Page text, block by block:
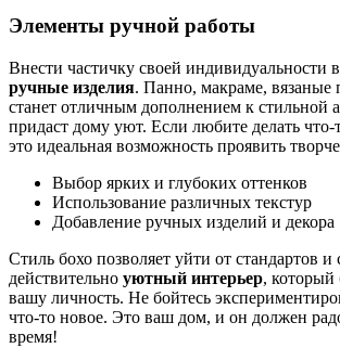
Элементы ручной работы
Внести частичку своей индивидуальности
ручные изделия. Панно, макраме,
станет отличным дополнением к стильной
придаст дому уют. Если любите делать
это идеальная возможность проявить
Выбор ярких и глубоких оттенков
Использование различных текстур
Добавление ручных изделий и декора
Стиль бохо позволяет уйти от стандартов и
действительно уютный интерьер, который
вашу личность. Не бойтесь
что-то новое. Это ваш дом, и он должен
время!